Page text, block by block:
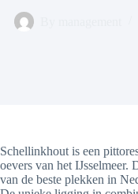
Schellinkhout is een
oevers van het IJsselmeer.
van de beste plekken in